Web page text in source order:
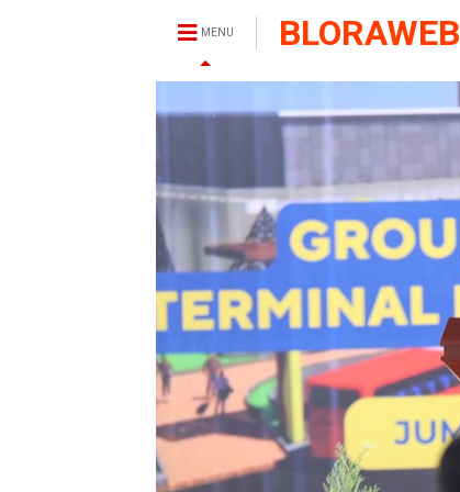
MENU BLORAWEB